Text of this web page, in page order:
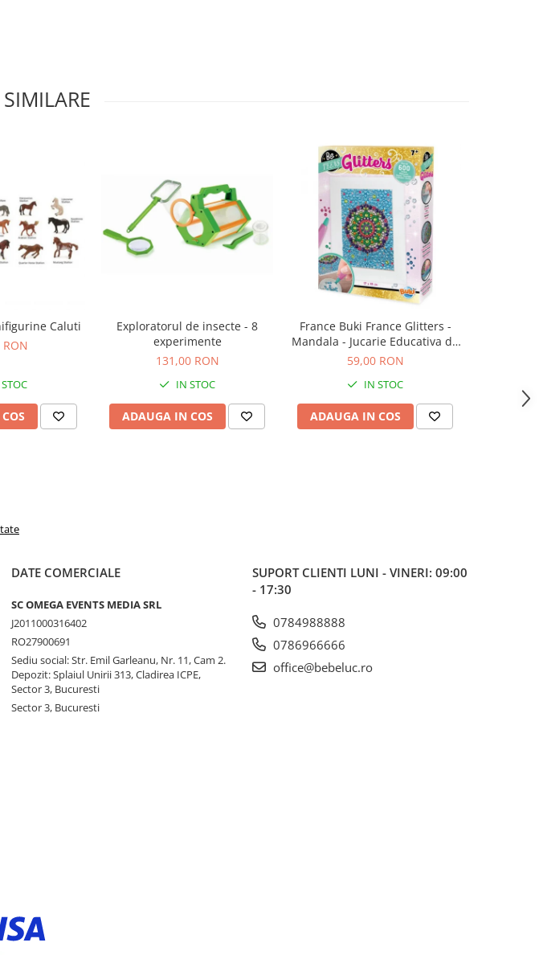
Caluti
Exploratorul de insecte - 8
experimente
131,00 RON
IN STOC
ADAUGA IN COS
France Buki France Glitters -
Mandala - Jucarie Educativa de
inalta calitate pentru copii
59,00 RON
IN STOC
ADAUGA IN COS
DATE COMERCIALE
SC OMEGA EVENTS MEDIA SRL
J2011000316402
RO27900691
Sediu social: Str. Emil Garleanu, Nr. 11, Cam 2.
Depozit: Splaiul Unirii 313, Cladirea ICPE,
Sector 3, Bucuresti
Sector 3, Bucuresti
SUPORT CLIENTI LUNI - VINERI: 09:00
- 17:30
0784988888
0786966666
office@bebeluc.ro